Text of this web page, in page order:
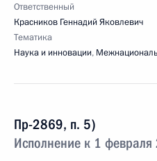
Ответственный
Красников Геннадий Яковлевич
Тематика
Наука и инновации,
Пр-2869, п. 5)
Исполнение к 1